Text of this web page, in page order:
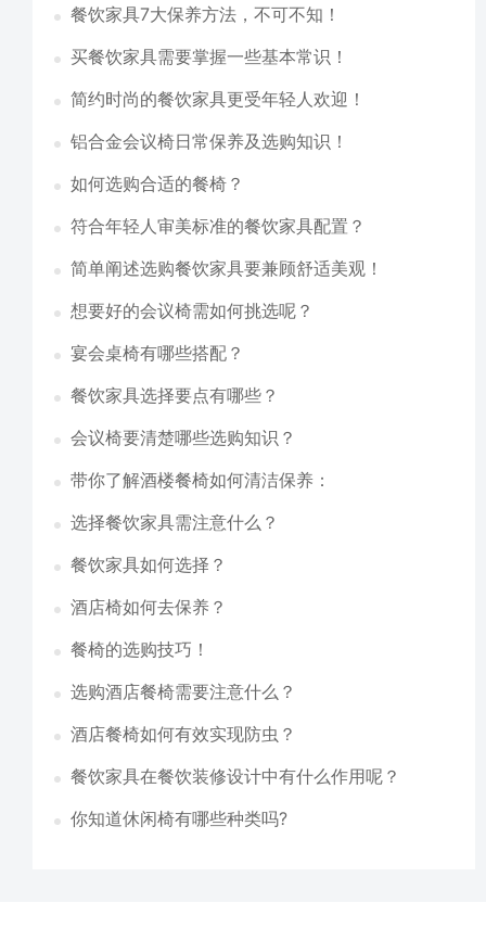
餐饮家具7大保养方法，不可不知！
买餐饮家具需要掌握一些基本常识！
简约时尚的餐饮家具更受年轻人欢迎！
铝合金会议椅日常保养及选购知识！
如何选购合适的餐椅？
符合年轻人审美标准的餐饮家具配置？
简单阐述选购餐饮家具要兼顾舒适美观！
想要好的会议椅需如何挑选呢？
宴会桌椅有哪些搭配？
餐饮家具选择要点有哪些？
会议椅要清楚哪些选购知识？
带你了解酒楼餐椅如何清洁保养：
选择餐饮家具需注意什么？
餐饮家具如何选择？
酒店椅如何去保养？
餐椅的选购技巧！
选购酒店餐椅需要注意什么？
酒店餐椅如何有效实现防虫？
餐饮家具在餐饮装修设计中有什么作用呢？
你知道休闲椅有哪些种类吗?